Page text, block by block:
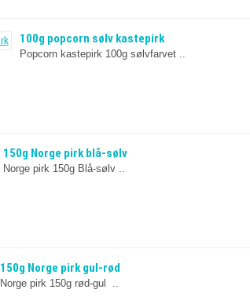
100g popcorn sølv kastepirk
Popcorn kastepirk 100g sølvfarvet ..
150g Norge pirk blå-sølv
Norge pirk 150g Blå-sølv ..
150g Norge pirk gul-rød
Norge pirk 150g rød-gul ..